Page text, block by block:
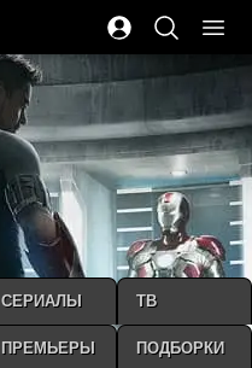
СЕРИАЛЫ ТВ
ПРЕМЬЕРЫ ПОДБОРКИ